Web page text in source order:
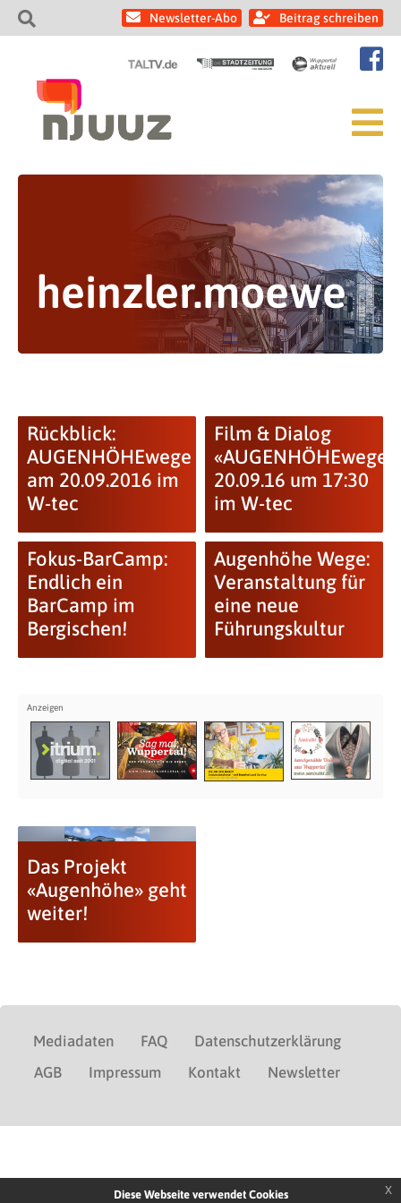
Newsletter-Abo Beitrag schreiben
heinzler.moewe
Rückblick:
AUGENHÖHEwege
am 20.09.2016 im
W-tec
Film & Dialog
«AUGENHÖHEwege»
20.09.16 um 17:30
im W-tec
Fokus-BarCamp:
Endlich ein
BarCamp im
Bergischen!
Augenhöhe Wege:
Veranstaltung für
eine neue
Führungskultur
Das Projekt
«Augenhöhe» geht
weiter!
Mediadaten FAQ
Datenschutzerklärung
AGB
Impressum Kontakt Newsletter
Diese Webseite verwendet Cookies x